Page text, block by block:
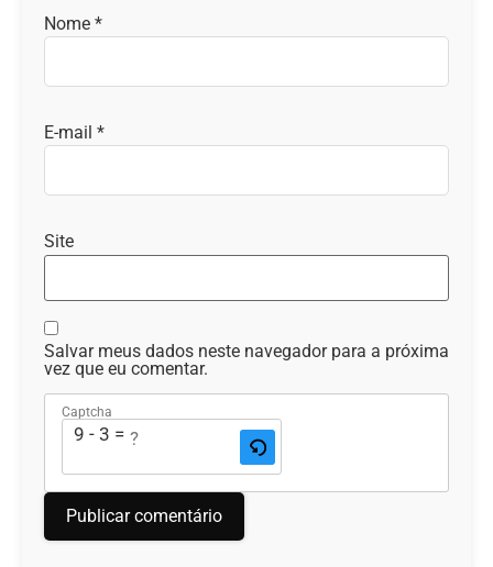
Nome *
E-mail *
Site
Salvar meus dados neste navegador para a próxima
vez que eu comentar.
Captcha
9 - 3 = ?